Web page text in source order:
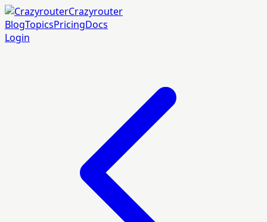
Crazyrouter
BlogTopicsPricingDocs
Login